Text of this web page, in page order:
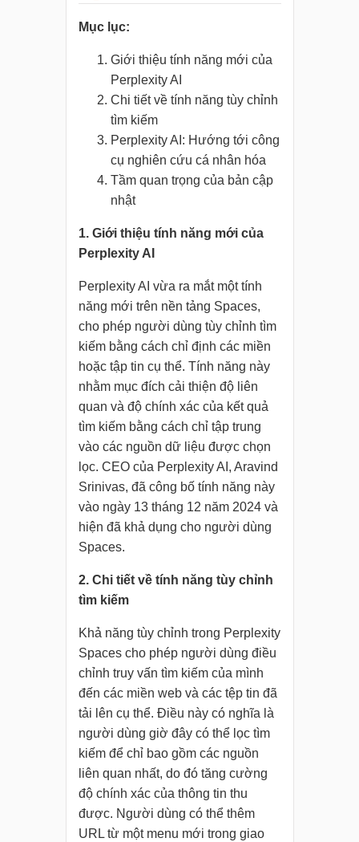
Mục lục:
Giới thiệu tính năng mới của
Perplexity AI
Chi tiết về tính năng tùy chỉnh
tìm kiếm
Perplexity AI: Hướng tới công
cụ nghiên cứu cá nhân hóa
Tầm quan trọng của bản cập
nhật
1. Giới thiệu tính năng mới của
Perplexity AI
Perplexity AI vừa ra mắt một tính
năng mới trên nền tảng Spaces,
cho phép người dùng tùy chỉnh tìm
kiếm bằng cách chỉ định các miền
hoặc tập tin cụ thể. Tính năng này
nhằm mục đích cải thiện độ liên
quan và độ chính xác của kết quả
tìm kiếm bằng cách chỉ tập trung
vào các nguồn dữ liệu được chọn
lọc. CEO của Perplexity AI, Aravind
Srinivas, đã công bố tính năng này
vào ngày 13 tháng 12 năm 2024 và
hiện đã khả dụng cho người dùng
Spaces.
2. Chi tiết về tính năng tùy chỉnh
tìm kiếm
Khả năng tùy chỉnh trong Perplexity
Spaces cho phép người dùng điều
chỉnh truy vấn tìm kiếm của mình
đến các miền web và các tệp tin đã
tải lên cụ thể. Điều này có nghĩa là
người dùng giờ đây có thể lọc tìm
kiếm để chỉ bao gồm các nguồn
liên quan nhất, do đó tăng cường
độ chính xác của thông tin thu
được. Người dùng có thể thêm
URL từ một menu mới trong giao